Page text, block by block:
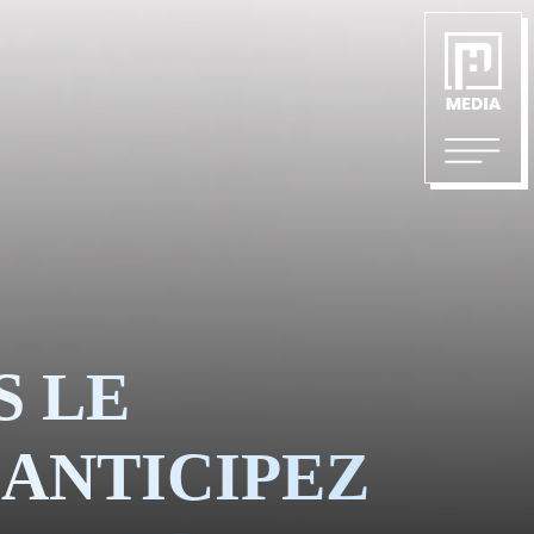
&
LE